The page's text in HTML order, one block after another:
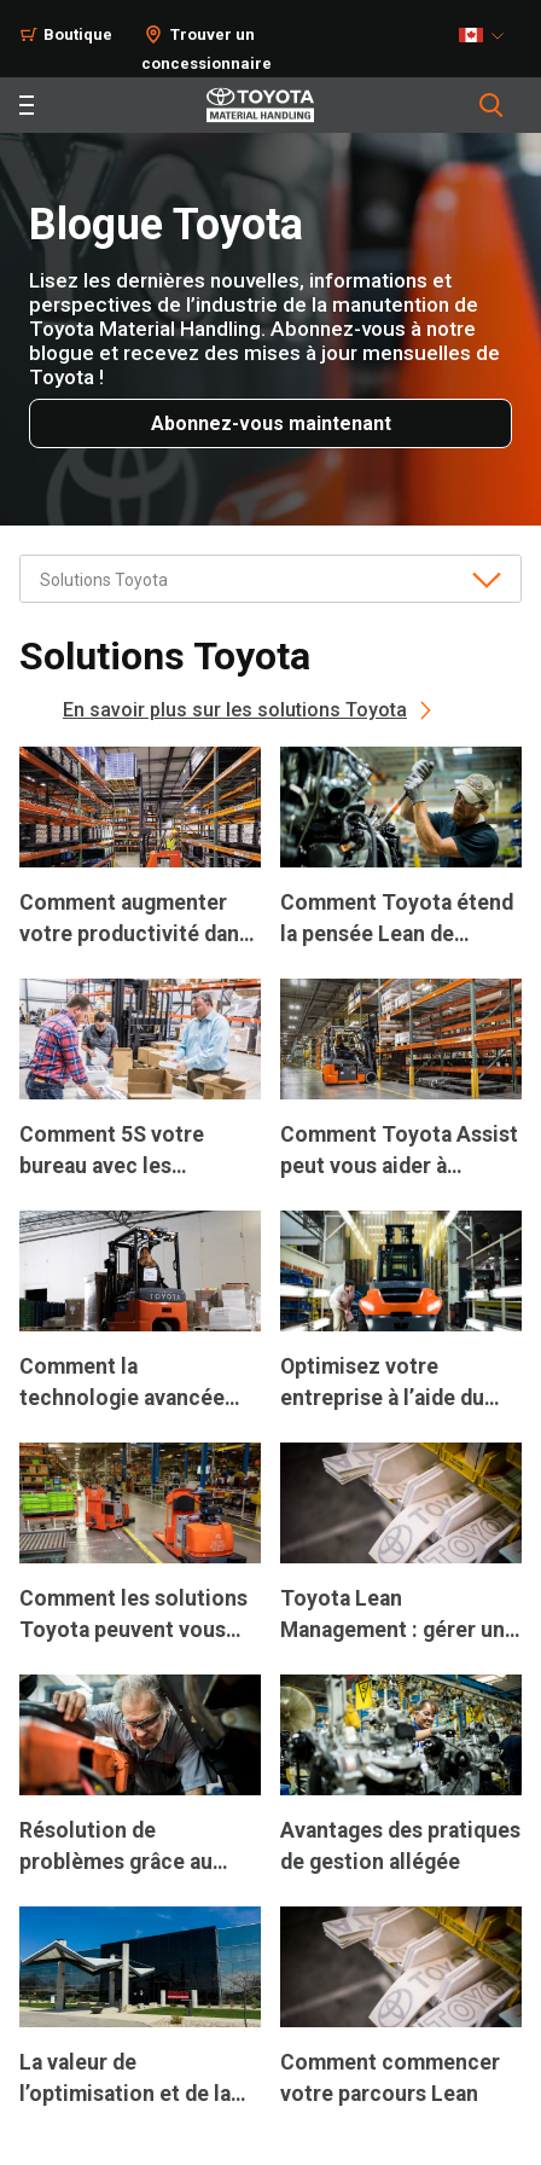
Boutique
Trouver un
concessionnaire
Blogue Toyota
Lisez les dernières nouvelles, informations et
perspectives de l’industrie de la manutention de
Toyota Material Handling. Abonnez-vous à notre
blogue et recevez des mises à jour mensuelles de
Toyota !
Abonnez-vous maintenant
Solutions Toyota
En savoir plus sur les solutions Toyota
Comment augmenter
votre productivité dans
matériaux
Comment Toyota étend
la pensée Lean de
au concessionnaire
Comment 5S votre
bureau avec les
lean de Toyota
Comment Toyota Assist
peut vous aider à
commerciaux
Comment la
technologie avancée
opérations de chariots
élévateurs
Optimisez votre
entreprise à l’aide du
Toyota
Comment les solutions
Toyota peuvent vous
objectifs d’affaires
Toyota Lean
Management : gérer une
les niveaux
Résolution de
problèmes grâce au
Avantages des pratiques
de gestion allégée
La valeur de
l’optimisation et de la
Comment commencer
votre parcours Lean